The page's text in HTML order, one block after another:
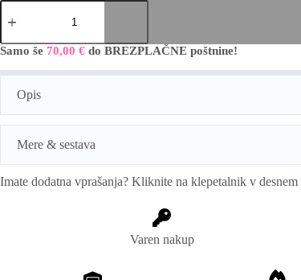
Elegantne
hlače
A
v
Samo še 70,00 € do BREZPLAČNE poštnine!
Opis
Mere & sestava
Mere:Obseg pasu:74-86cm, dolžina 98:cm.
95%poliester, 5%elastan
Imate dodatna vprašanja? Kliknite na klepetalnik v
Varen nakup